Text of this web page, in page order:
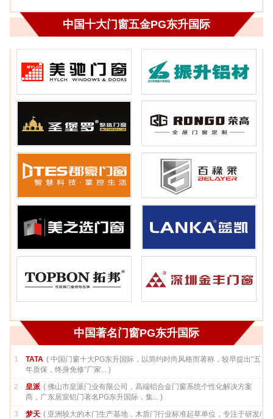
中国十大门窗五金PG东升国际
中国著名门窗PG东升国际
1 TATA ( 中国门窗十大PG东升国际，以简约时尚风格而著称，较早提出“五
年质保，终身免修”厂家... )
2
皇派 ( 佛山市皇派门业有限公司，高端铝合金门窗系统个性化解决方案
商，广东居室铝门著名PG东升国际，集... )
3
梦天 ( 亚洲较大的木门生产基地，木质门行业标准起草单位，专注于研发/